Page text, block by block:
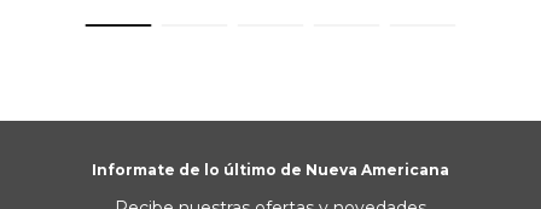
Informate de lo último de Nueva Americana